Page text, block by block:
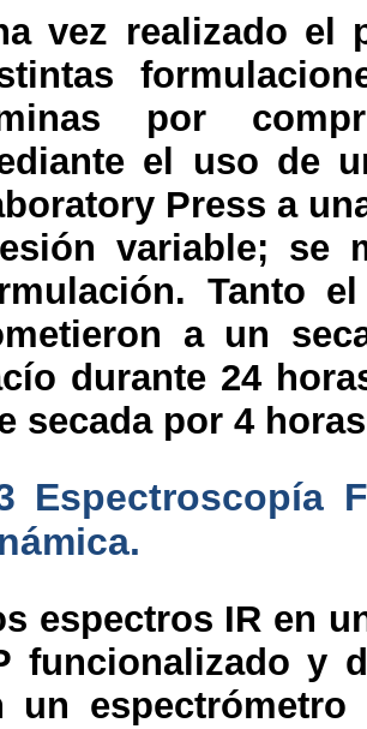
vez realizado el
por
el uso de
Press a
variable; se
Tanto
a un
durante 24
secada por 4 horas
Espectroscopía
espectros IR en
funcionalizado y
un espectrómetro